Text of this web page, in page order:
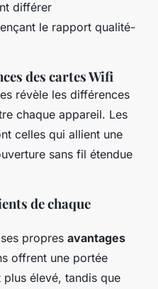
différer
le rapport qualité-
des cartes Wifi
révèle les différences
chaque appareil. Les
celles qui allient une
sans fil étendue
de chaque
propres avantages
offrent une portée
élevé, tandis que